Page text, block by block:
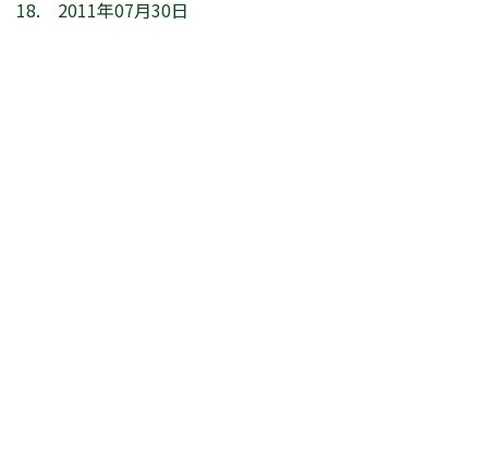
18. 2011年07月30日